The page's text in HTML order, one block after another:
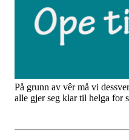
På grunn av vêr må vi
alle gjer seg klar til helga for